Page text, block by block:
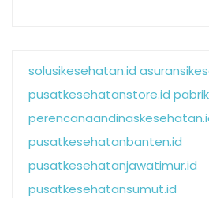
solusikesehatan.id
pusatkesehatanstore.id
pusatkesehatanbanten.id
pusatkesehatanjawatimur.id
pusatkesehatansumut.id